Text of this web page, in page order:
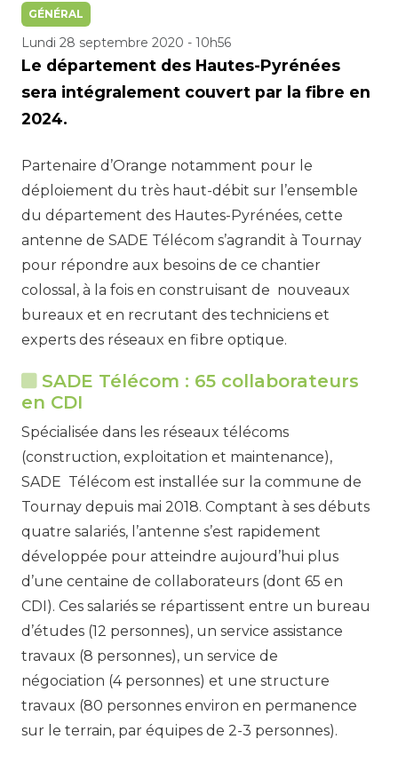
GÉNÉRAL
Lundi 28 septembre 2020 - 10h56
Le département des Hautes-Pyrénées
sera intégralement couvert par la fibre en
2024.
Partenaire d’Orange notamment pour le
déploiement du très haut-débit sur l’ensemble
du département des Hautes-Pyrénées, cette
antenne de SADE Télécom s’agrandit à Tournay
pour répondre aux besoins de ce chantier
colossal, à la fois en construisant de nouveaux
bureaux et en recrutant des techniciens et
experts des réseaux en fibre optique.
SADE Télécom : 65 collaborateurs
en CDI
Spécialisée dans les réseaux télécoms
(construction, exploitation et maintenance),
SADE Télécom est installée sur la commune de
Tournay depuis mai 2018. Comptant à ses débuts
quatre salariés, l’antenne s’est rapidement
développée pour atteindre aujourd’hui plus
d’une centaine de collaborateurs (dont 65 en
CDI). Ces salariés se répartissent entre un bureau
d’études (12 personnes), un service assistance
travaux (8 personnes), un service de
négociation (4 personnes) et une structure
travaux (80 personnes environ en permanence
sur le terrain, par équipes de 2-3 personnes).